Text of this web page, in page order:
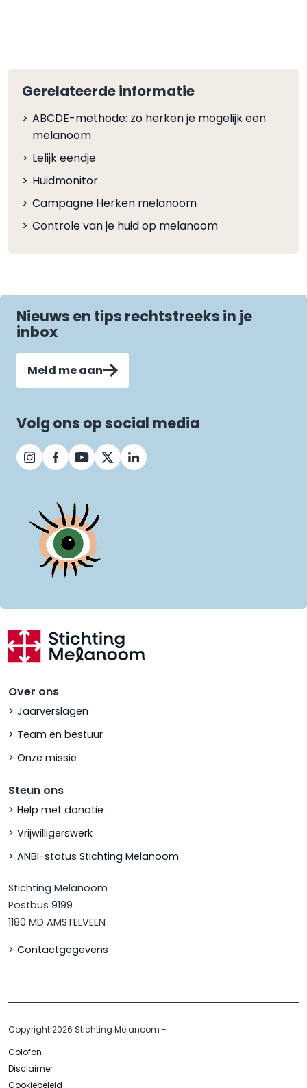
Gerelateerde informatie
ABCDE-methode: zo herken je mogelijk een
melanoom
Lelijk eendje
Huidmonitor
Campagne Herken melanoom
Controle van je huid op melanoom
Nieuws en tips rechtstreeks in je
inbox
Meld me aan
Volg ons op social media
Over ons
Jaarverslagen
Team en bestuur
Onze missie
Steun ons
Help met donatie
Vrijwilligerswerk
ANBI-status Stichting Melanoom
Stichting Melanoom
Postbus 9199
1180 MD AMSTELVEEN
Contactgegevens
Copyright 2026 Stichting Melanoom -
Colofon
Disclaimer
Cookiebeleid